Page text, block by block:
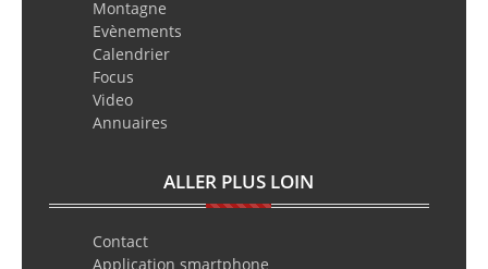
Montagne
Evènements
Calendrier
Focus
Video
Annuaires
ALLER PLUS LOIN
Contact
Application smartphone